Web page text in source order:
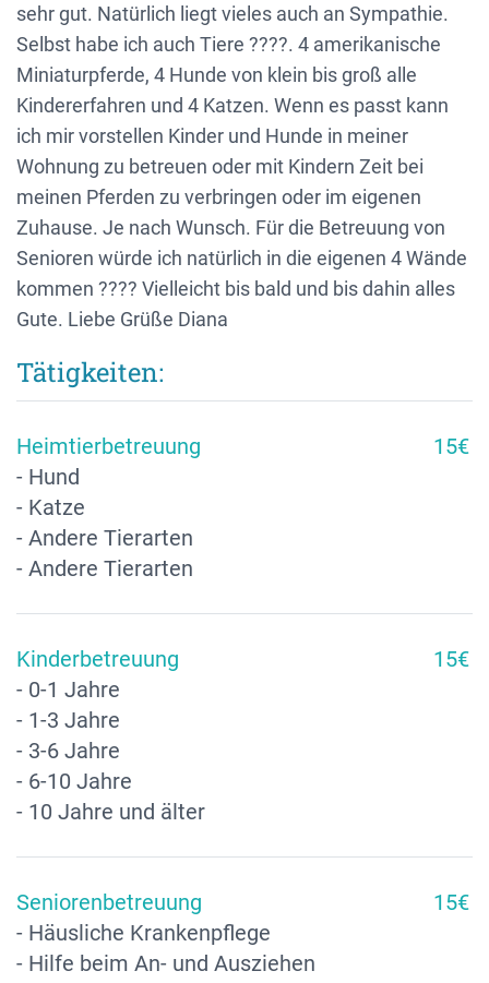
sehr gut. Natürlich liegt vieles auch an Sympathie.
Selbst habe ich auch Tiere ????. 4 amerikanische
Miniaturpferde, 4 Hunde von klein bis groß alle
Kindererfahren und 4 Katzen. Wenn es passt kann
ich mir vorstellen Kinder und Hunde in meiner
Wohnung zu betreuen oder mit Kindern Zeit bei
meinen Pferden zu verbringen oder im eigenen
Zuhause. Je nach Wunsch. Für die Betreuung von
Senioren würde ich natürlich in die eigenen 4 Wände
kommen ???? Vielleicht bis bald und bis dahin alles
Gute. Liebe Grüße Diana
Tätigkeiten:
Heimtierbetreuung
- Hund
- Katze
- Andere Tierarten
- Andere Tierarten
15€
Kinderbetreuung
- 0-1 Jahre
- 1-3 Jahre
- 3-6 Jahre
- 6-10 Jahre
- 10 Jahre und älter
15€
Seniorenbetreuung
- Häusliche Krankenpflege
- Hilfe beim An- und Ausziehen
15€